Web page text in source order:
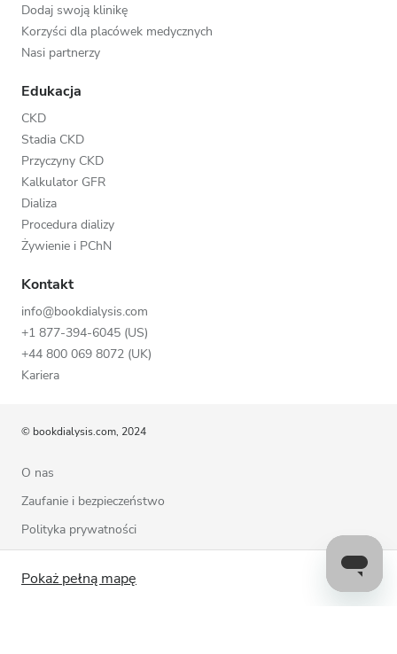
Pokaż pełną mapę
Dodaj swoją klinikę
Korzyści dla placówek medycznych
Nasi partnerzy
Edukacja
CKD
Stadia CKD
Przyczyny CKD
Kalkulator GFR
Dializa
Procedura dializy
Żywienie i PChN
Kontakt
info@bookdialysis.com
+1 877-394-6045 (US)
+44 800 069 8072 (UK)
Kariera
© bookdialysis.com, 2024
O nas
Zaufanie i bezpieczeństwo
Polityka prywatności
Polityka plików cookie